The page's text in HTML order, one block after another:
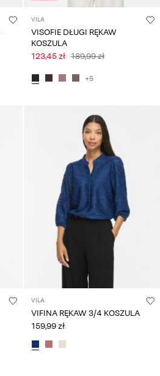
VILA
VISOFIE DŁUGI RĘKAW
KOSZULA
123,45 zł 189,99 zł
+5
VILA
VIFINA RĘKAW 3/4 KOSZULA
159,99 zł